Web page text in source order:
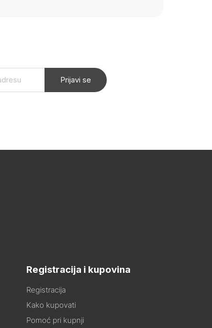
Prijavi se
Registracija i kupovina
Registracija
Kako kupovati
Pomoć pri kupnji